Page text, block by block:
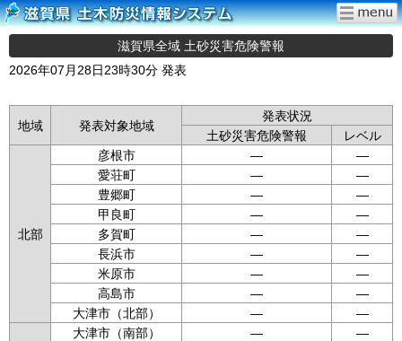
滋賀県全域 土砂災害危険警報
2026年07月28日23時30分 発表
地域 発表対象地域
発表状況
土砂災害危険警報
レベル
北部
彦根市 —
—
愛荘町
—
—
豊郷町
—
—
甲良町
—
—
多賀町
—
—
長浜市
—
—
米原市
—
—
高島市
—
—
大津市（北部）
— —
大津市（南部） —
—